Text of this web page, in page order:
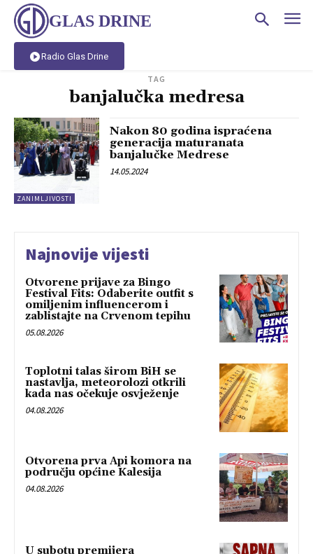
GLAS DRINE
Radio Glas Drine
TAG
banjalučka medresa
ZANIMLJIVOSTI
Nakon 80 godina ispraćena
generacija maturanata
banjalučke Medrese
14.05.2024
Najnovije vijesti
Otvorene prijave za Bingo
Festival Fits: Odaberite outfit s
omiljenim influencerom i
zablistajte na Crvenom tepihu
05.08.2026
Toplotni talas širom BiH se
nastavlja, meteorolozi otkrili
kada nas očekuje osvježenje
04.08.2026
Otvorena prva Api komora na
području općine Kalesija
04.08.2026
U subotu premijera